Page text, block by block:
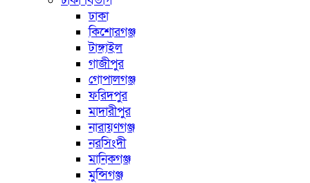
ঢাকা
কিশোরগঞ্জ
টাঙ্গাইল
গাজীপুর
গোপালগঞ্জ
ফরিদপুর
মাদারীপুর
নারায়ণগঞ্জ
নরসিংদী
মানিকগঞ্জ
মুন্সিগঞ্জ